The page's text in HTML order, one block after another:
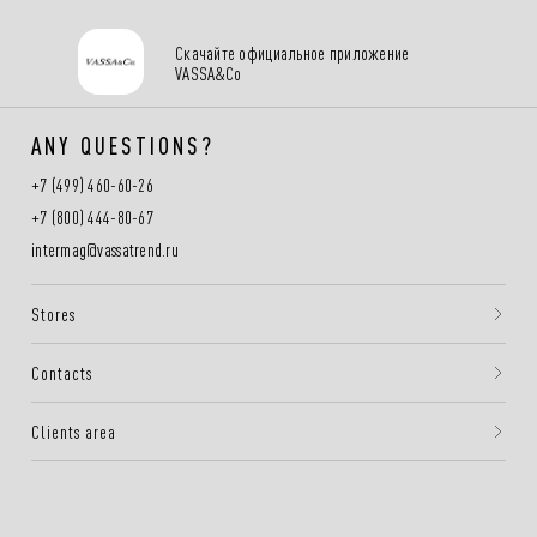
Скачайте официальное приложение
VASSA&Co
ANY QUESTIONS?
+7 (499) 460-60-26
+7 (800) 444-80-67
intermag@vassatrend.ru
Stores
Contacts
Clients area